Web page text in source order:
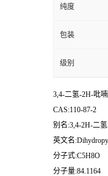
纯度
包装
级别
3,4-二氢-2H-吡喃
CAS:110-87-2
别名:3,4-2H-二
英文名
分子式:C5H8O
分子量:84.1164